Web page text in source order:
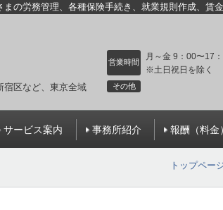
の労務管理、各種保険手続き、就業規則作成、賃
宿区など、東京全域
営業時間
月～金 9：00〜17
※土日祝日を除く
その他
サービス案内 事務所紹介 報酬（料金
トップペー